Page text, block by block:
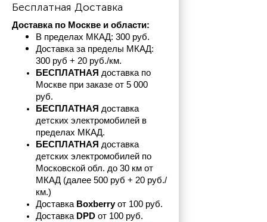
Бесплатная Доставка
Доставка по Москве и области:
В пределах МКАД: 300 руб.
Доставка за пределы МКАД:
300 руб + 20 руб./км.
БЕСПЛАТНАЯ доставка по
Москве при заказе от 5 000
руб.
БЕСПЛАТНАЯ доставка
детских электромобилей в
пределах МКАД.
БЕСПЛАТНАЯ доставка
детских электромобилей по
Московской обл. до 30 км от
МКАД (далее 500 руб + 20 руб./
км.)
Доставка Boxberry от 100 руб.
Доставка DPD от 100 руб.